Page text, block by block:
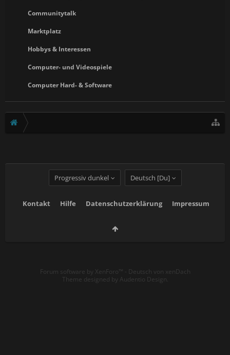
Communitytalk
Marktplatz
Hobbys & Interessen
Computer- und Videospiele
Computer Hard- & Software
Progressiv dunkel Deutsch [Du]
Kontakt Hilfe Datenschutzerklärung Impressum
Forum software by XenForo™ - Deutsch von xenDach
Theme designed by Audentio Design.